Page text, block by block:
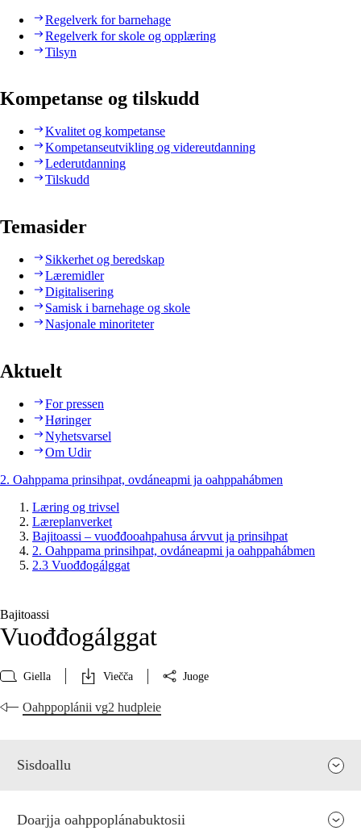
Regelverk for barnehage
Regelverk for skole og opplæring
Tilsyn
Kompetanse og tilskudd
Kvalitet og kompetanse
Kompetanseutvikling og videreutdanning
Lederutdanning
Tilskudd
Temasider
Sikkerhet og beredskap
Læremidler
Digitalisering
Samisk i barnehage og skole
Nasjonale minoriteter
Aktuelt
For pressen
Høringer
Nyhetsvarsel
Om Udir
2. Oahppama prinsihpat, ovdáneapmi ja oahppahábmen
Læring og trivsel
Læreplanverket
Bajitoassi – vuođđooahpahusa árvvut ja prinsihpat
2. Oahppama prinsihpat, ovdáneapmi ja oahppahábmen
2.3 Vuođđogálggat
Bajitoassi
Vuođđogálggat
Giella Viečča Juoge
Oahppoplánii vg2 hudpleie
Sisdoallu
Doarjja oahppoplánabuktosii